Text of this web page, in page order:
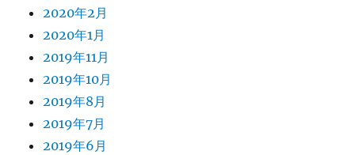
2020年2月
2020年1月
2019年11月
2019年10月
2019年8月
2019年7月
2019年6月